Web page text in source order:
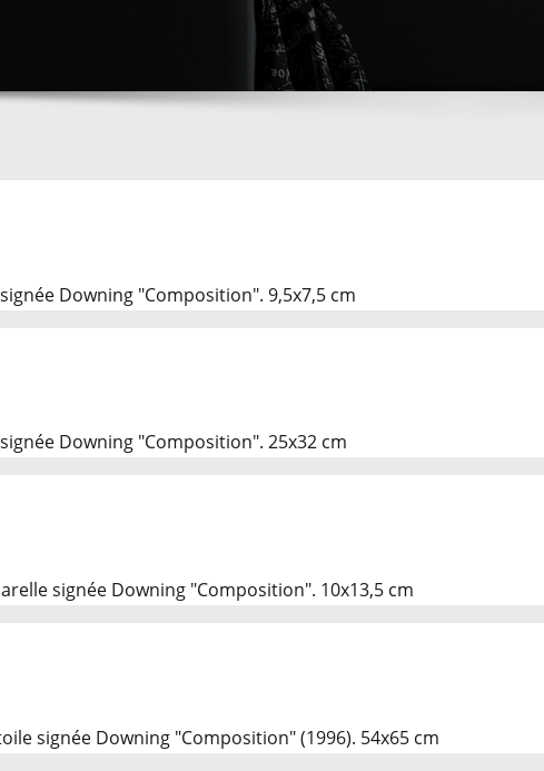
Downing "Composition". 9,5x7,5 cm
Downing "Composition". 25x32 cm
signée Downing "Composition". 10x13,5 cm
signée Downing "Composition" (1996). 54x65 cm